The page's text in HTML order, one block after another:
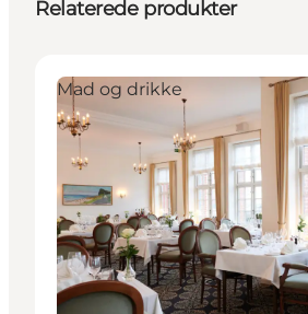
Relaterede produkter
Mad og drikke